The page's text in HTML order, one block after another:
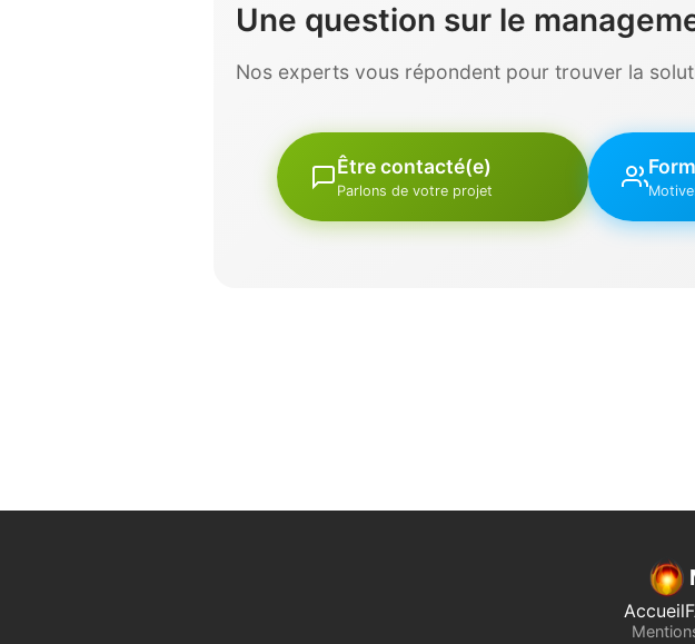
Une question sur le
Nos experts vous répondent pour trouver la
Être contacté(e)
Parlons de votre projet
Accueil